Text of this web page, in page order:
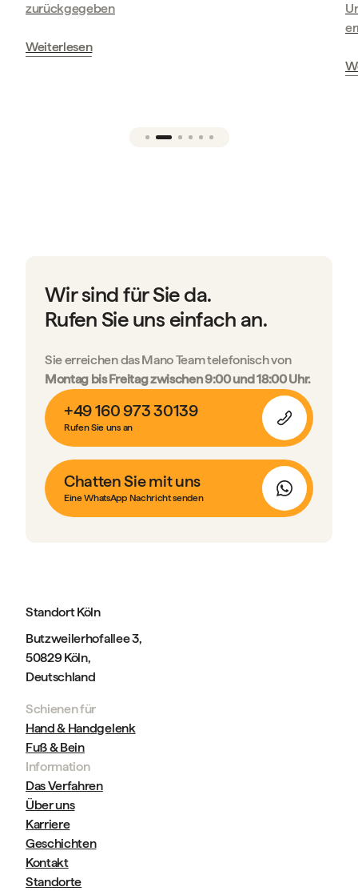
Ursula Kunze-Krueger geht mit ihrer Mano Duo
Wir sind für Sie da.
Rufen Sie uns einfach an.
Sie erreichen das Mano Team telefonisch von
Montag bis Freitag zwischen 9:00 und 18:00 Uhr.
+49 160 973 30139
Rufen Sie uns an
Chatten Sie mit uns
Eine WhatsApp Nachricht senden
Standort Köln
Butzweilerhofallee 3,
50829 Köln,
Deutschland
Schienen für
Hand & Handgelenk
Fuß & Bein
Information
Das Verfahren
Über uns
Karriere
Geschichten
Kontakt
Standorte